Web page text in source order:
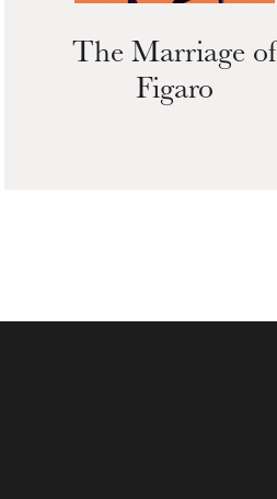
The Marriage of
Figaro